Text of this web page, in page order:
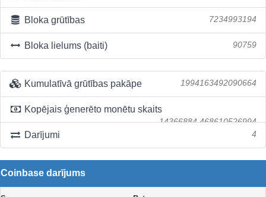
Bloka grūtības 7234993194
Bloka lielums (baiti) 90759
Kumulatīvā grūtības pakāpe 1994163492090664
Kopējais ģenerēto monētu skaits
14366884.468610526994
Darījumi 4
Coinbase darījums